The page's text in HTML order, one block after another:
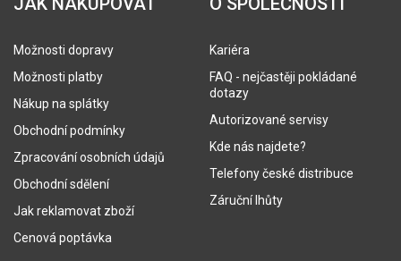
Možnosti dopravy
Možnosti platby
Nákup na splátky
Obchodní podmínky
Zpracování osobních údajů
Obchodní sdělení
Jak reklamovat zboží
Cenová poptávka
Kariéra
FAQ - nejčastěji pokládané
dotazy
Autorizované servisy
Kde nás najdete?
Telefony české distribuce
Záruční lhůty